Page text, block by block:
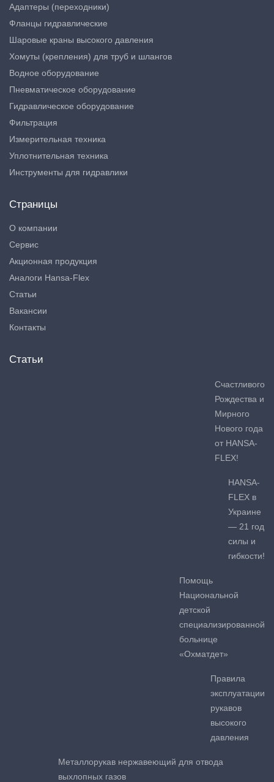
Адаптеры (переходники)
Фланцы гидравлические
Шаровые краны высокого давления
Хомуты (крепления) для труб и шлангов
Водное оборудование
Пневматическое оборудование
Гидравлическое оборудование
Фильтрация
Измерительная техника
Уплотнительная техника
Инструменты для гидравлики
Страницы
О компании
Сервис
Акционная продукция
Аналоги Hansa-Flex
Статьи
Вакансии
Контакты
Статьи
Счастливого
Рождества и
Мирного
Нового года
от HANSA-
FLEX!
HANSA-
FLEX в
Украине
— 21 год
силы и
гибкости!
Помощь
Национальной
детской
специализированной
больнице
«Охматдет»
Правила
эксплуатации
рукавов
высокого
давления
Металлорукав нержавеющий для отвода
выхлопных газов